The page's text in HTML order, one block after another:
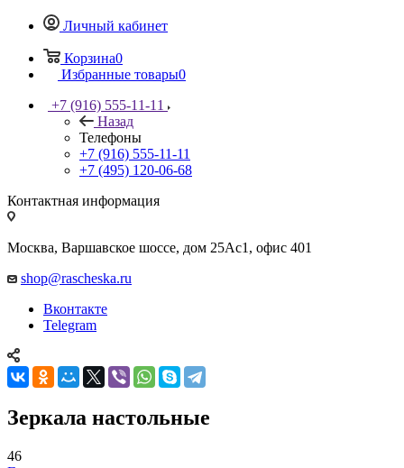
Личный кабинет
Корзина0
Избранные товары0
+7 (916) 555-11-11
Назад
Телефоны
+7 (916) 555-11-11
+7 (495) 120-06-68
Контактная информация
Москва, Варшавское шоссе, дом 25Аc1, офис 401
shop@rascheska.ru
Вконтакте
Telegram
Зеркала настольные
46